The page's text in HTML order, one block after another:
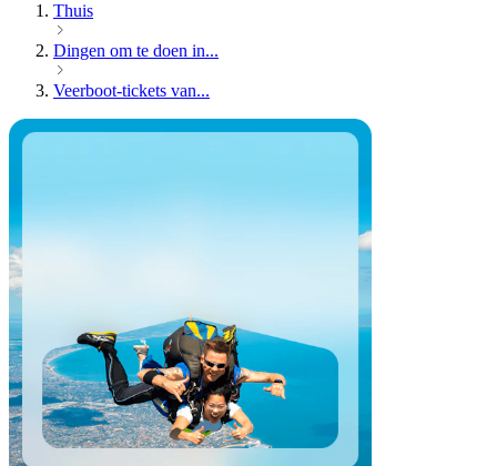
Thuis
Dingen om te doen in...
Veerboot-tickets van...